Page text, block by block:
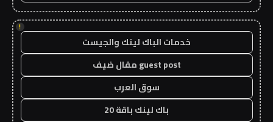
!
خدمات الباك لينك والجيست
guest post مقال ضيف
سوق العرب
باك لينك باقة 20